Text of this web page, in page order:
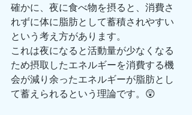
確かに、夜に食べ物を摂ると、消費さ
れずに体に脂肪として蓄積されやすい
という考え方があります。
これは夜になると活動量が少なくなる
ため摂取したエネルギーを消費する機
会が減り余ったエネルギーが脂肪とし
て蓄えられるという理論です。😲